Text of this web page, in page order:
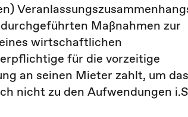
Maßnahmen zur
wirtschaftlichen
für die vorzeitige
an seinen Mieter zahlt, um das
nicht zu den Aufwendungen